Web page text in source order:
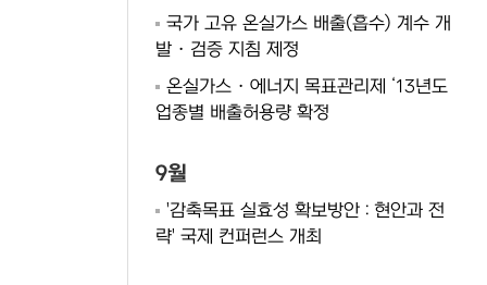
국가 고유 온실가스 배출(흡수) 계수 개
발 · 검증 지침 제정
온실가스 · 에너지 목표관리제 ‘13년도
업종별 배출허용량 확정
9월
'감축목표 실효성 확보방안 : 현안과 전
략' 국제 컨퍼런스 개최